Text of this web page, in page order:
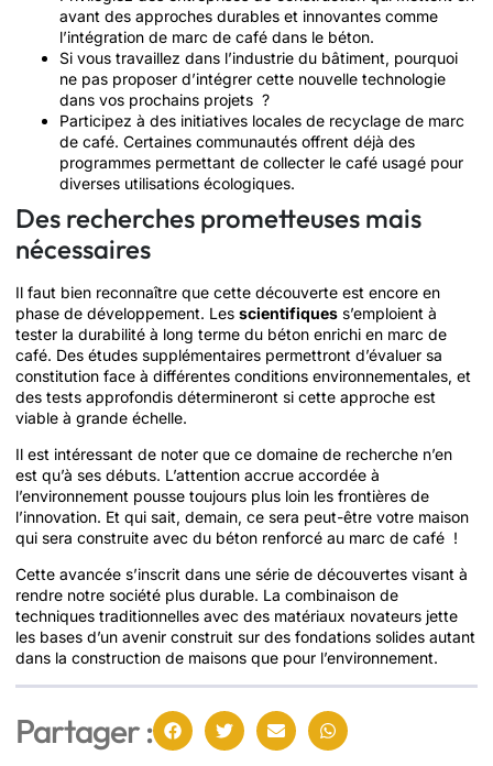
avant des approches durables et innovantes comme
l’intégration de marc de café dans le béton.
Si vous travaillez dans l’industrie du bâtiment, pourquoi
ne pas proposer d’intégrer cette nouvelle technologie
dans vos prochains projets ?
Participez à des initiatives locales de recyclage de marc
de café. Certaines communautés offrent déjà des
programmes permettant de collecter le café usagé pour
diverses utilisations écologiques.
Des recherches prometteuses mais
nécessaires
Il faut bien reconnaître que cette découverte est encore en
phase de développement. Les scientifiques s’emploient à
tester la durabilité à long terme du béton enrichi en marc de
café. Des études supplémentaires permettront d’évaluer sa
constitution face à différentes conditions environnementales, et
des tests approfondis détermineront si cette approche est
viable à grande échelle.
Il est intéressant de noter que ce domaine de recherche n’en
est qu’à ses débuts. L’attention accrue accordée à
l’environnement pousse toujours plus loin les frontières de
l’innovation. Et qui sait, demain, ce sera peut-être votre maison
qui sera construite avec du béton renforcé au marc de café !
Cette avancée s’inscrit dans une série de découvertes visant à
rendre notre société plus durable. La combinaison de
techniques traditionnelles avec des matériaux novateurs jette
les bases d’un avenir construit sur des fondations solides autant
dans la construction de maisons que pour l’environnement.
Partager :